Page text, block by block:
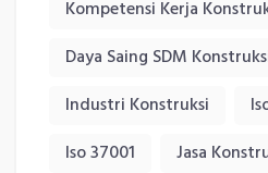
Kompetensi Kerja
Daya Saing SDM
Industri Konstruksi
Iso 37001
Jasa